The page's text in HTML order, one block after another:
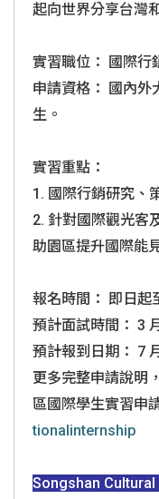
起向世界分享台灣
實習職位： 國際行
申請資格： 國內外
生。
實習重點：
1. 國際行銷研究、
2. 針對國際觀光客
助園區提升國際能
報名時間： 即日起
預計面試時間： 3
預計報到日期： 7
更多完整申請說明
區國際學生實習申
tionalinternship
Songshan